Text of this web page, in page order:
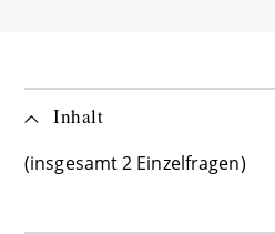
Inhalt
(insgesamt 2 Einzelfragen)